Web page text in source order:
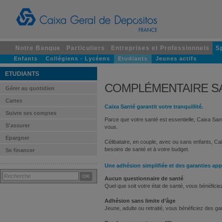
Notre Banque Particuliers Entreprises et Professionnels
Enfants Collégiens - Lycéens Etudiants Jeunes actifs
ETUDIANTS
Gérer au quotidien
Cartes
Suivre ses comptes
S'assurer
Epargner
Se financer
COMPLÉMENTAIRE
Caixa Santé garantit votre tranquillité.
Parce que votre santé est essentielle, Caixa
vous.
Célibataire, en couple, avec ou sans enfants,
besoins de santé et à votre budget.
Une adhésion simplifiée et des garanties
Aucun questionnaire de santé
Quel que soit votre état de santé, vous
Adhésion sans limite d’âge
Jeune, adulte ou retraité, vous bénéficiez des